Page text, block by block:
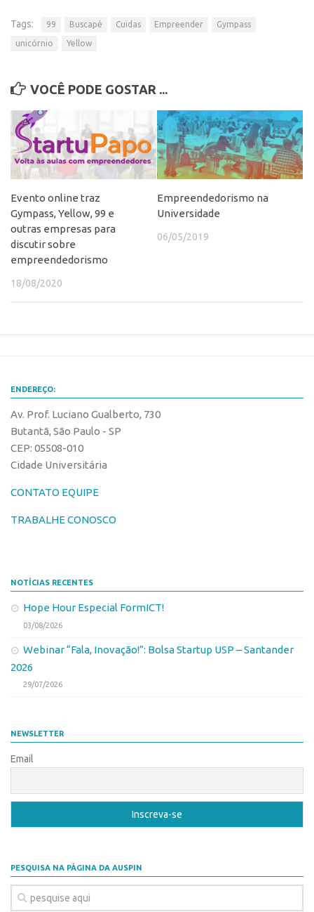
Propriedade Intelectual
Cultivares
Desenho Industrial
Como solicitar
Portal do Inventor
VPI – Vocação para Inovação
Patrimônio Genético
Chamamento
Parcerias PD&I
SPRINT
Exceções
Conexão Inter-USP
Banco de Patentes
Inteligência Competitiva
Showroom de Tecnologias
Jornada Empreendedora
Bolsa Startup USP
Pesquisa
EMBRAPIIs
Tags: 99 Buscapé Cuidas Empreender Gympass
unicórnio Yellow
VOCÊ PODE GOSTAR ...
Evento online traz
Gympass, Yellow, 99 e
outras empresas para
discutir sobre
empreendedorismo
18/08/2020
Empreendedorismo na
Universidade
06/05/2019
ENDEREÇO:
Av. Prof. Luciano Gualberto, 730
Butantã, São Paulo - SP
CEP: 05508-010
Cidade Universitária
CONTATO EQUIPE
TRABALHE CONOSCO
NOTÍCIAS RECENTES
Hope Hour Especial FormICT!
03/08/2026
Webinar “Fala, Inovação!”: Bolsa Startup USP – Santander
2026
29/07/2026
NEWSLETTER
Email
PESQUISA NA PÁGINA DA AUSPIN